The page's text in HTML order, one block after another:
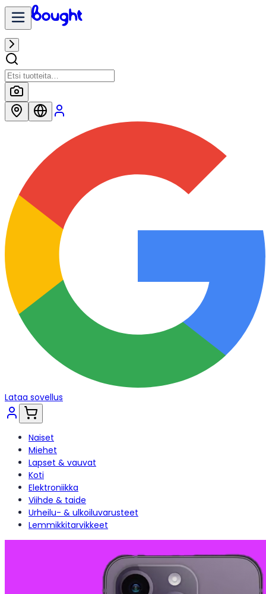
Lataa sovellus
Naiset
Miehet
Lapset & vauvat
Koti
Elektroniikka
Viihde & taide
Urheilu- & ulkoiluvarusteet
Lemmikkitarvikkeet